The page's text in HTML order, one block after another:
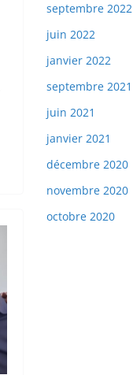
septembre 2022
juin 2022
janvier 2022
septembre 2021
juin 2021
janvier 2021
décembre 2020
novembre 2020
octobre 2020